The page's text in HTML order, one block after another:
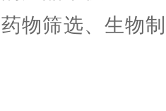
物筛选、生物